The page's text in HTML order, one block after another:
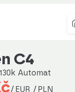
Citroën C4
Automat
/ EUR / PLN